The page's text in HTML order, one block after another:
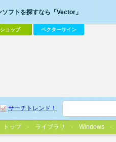
ソフトを探すなら「Vector」
ョップ ベクターサイン
サーチトレンド！
トップ ライブラリ Windows